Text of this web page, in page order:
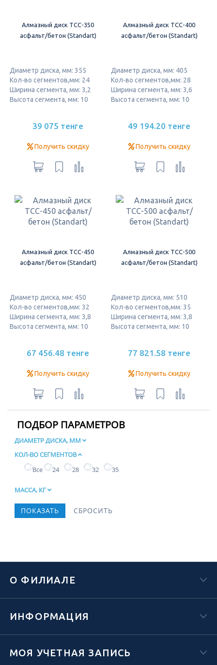
Алмазный диск ТСС-350
асфальт/бетон (Standart)
Диаметр диска, мм: 355
Кол-во сегментов,мм: 24
Ширина сегмента, мм: 3,2
Высота сегмента, мм: 10
39 075 тенге
Получить скидку
Алмазный диск ТСС-400
асфальт/бетон (Standart)
Диаметр диска, мм: 405
Кол-во сегментов,мм: 28
Ширина сегмента, мм: 3,6
Высота сегмента, мм: 10
49 194.20 тенге
Получить скидку
Алмазный диск ТСС-450
асфальт/бетон (Standart)
Диаметр диска, мм: 450
Кол-во сегментов,мм: 32
Ширина сегмента, мм: 3,8
Высота сегмента, мм: 10
67 456.48 тенге
Получить скидку
Алмазный диск ТСС-500
асфальт/бетон (Standart)
Диаметр диска, мм: 510
Кол-во сегментов,мм: 35
Ширина сегмента, мм: 3,8
Высота сегмента, мм: 10
77 821.58 тенге
Получить скидку
ПОДБОР ПАРАМЕТРОВ
ДИАМЕТР ДИСКА, ММ
КОЛ-ВО СЕГМЕНТОВ
Все
24 28 32 35
МАССА, КГ
О ФИЛИАЛЕ
ИНФОРМАЦИЯ
МОЯ УЧЕТНАЯ ЗАПИСЬ